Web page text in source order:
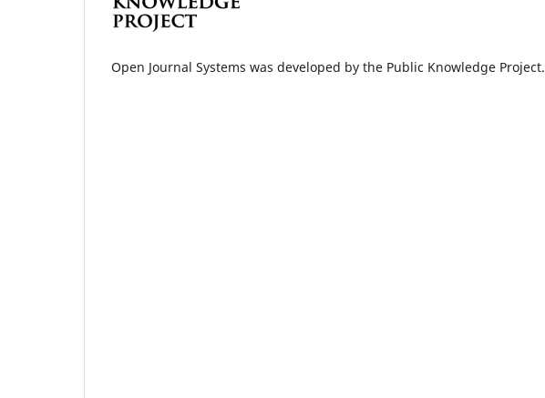
Open Journal Systems was developed by the Public Knowledge Project.